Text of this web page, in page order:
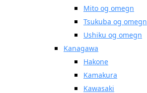
Mito og omegn
Tsukuba og omegn
Ushiku og omegn
Kanagawa
Hakone
Kamakura
Kawasaki